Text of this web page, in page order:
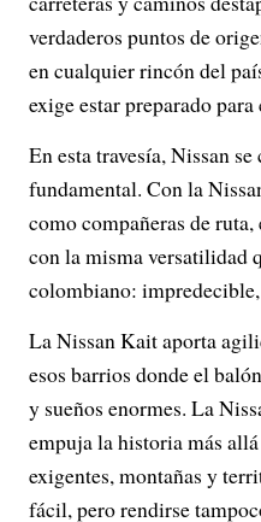
verdaderos puntos de
en cualquier rincón del
exige estar preparado
En esta travesía, Nissan
fundamental. Con la
como compañeras de
con la misma versatilidad
colombiano:
La Nissan Kait aporta
esos barrios donde el
y sueños enormes. La
empuja la historia más
exigentes, montañas y
fácil, pero rendirse